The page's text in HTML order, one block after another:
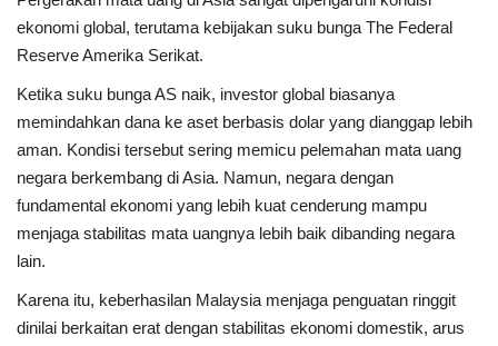
ekonomi global, terutama kebijakan suku bungaThe Federal
ReserveAmerika Serikat.
Ketika suku bunga AS naik, investor global biasanya
memindahkan dana ke aset berbasis dolar yang dianggap lebih
aman. Kondisi tersebut sering memicu pelemahan mata uang
negara berkembang di Asia. Namun, negara dengan
fundamental ekonomi yang lebih kuat cenderung mampu
menjaga stabilitas mata uangnya lebih baik dibanding negara
lain.
Karena itu, keberhasilan Malaysia menjaga penguatan ringgit
dinilai berkaitan erat dengan stabilitas ekonomi domestik, arus